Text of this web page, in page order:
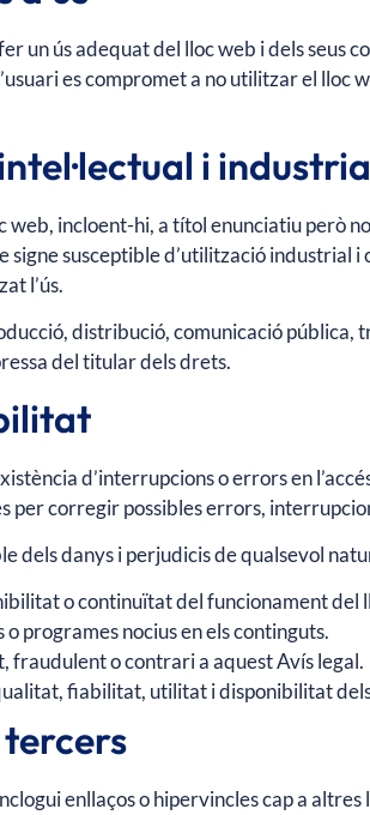
un ús adequat del lloc web i dels
es compromet a no utilitzar el
i
web, incloent-hi, a títol enunciatiu però
signe susceptible d’utilització industrial
l’ús.
distribució, comunicació pública,
del titular dels drets.
d’interrupcions o errors en
per corregir possibles errors,
dels danys i perjudicis de qualsevol
o continuïtat del funcionament del
o programes nocius en els continguts.
fraudulent o contrari a aquest Avís legal.
fiabilitat, utilitat i disponibilitat
tercers
enllaços o hipervincles cap a